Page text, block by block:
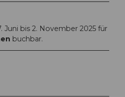
Juni bis 2. November 2025 für
buchbar.